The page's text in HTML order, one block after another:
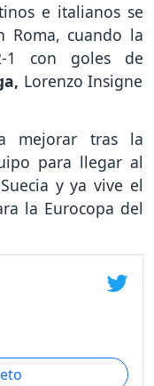
e italianos se
Roma, cuando la
1 con goles de
Lorenzo Insigne
mejorar tras la
para llegar al
y ya vive el
la Eurocopa del